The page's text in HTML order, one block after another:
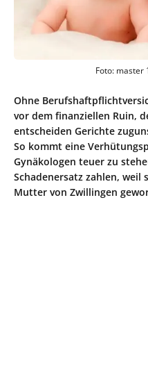
Foto: master
Ohne
vor dem finanziellen Ruin,
entscheiden Gerichte
So kommt eine
Gynäkologen teuer zu
Schadenersatz zahlen,
Mutter von Zwillingen